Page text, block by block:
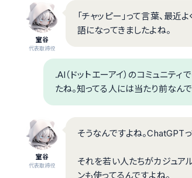
室谷
代表取締役
「チャッピー」って言葉、最
語になってきましたよね。
.AI（ドットエーアイ）のコミュニテ
たね。知ってる人には当たり前なんで
室谷
代表取締役
そうなんですよね。ChatGPT
それを若い人たちがカジュア
ンも使ってるんですよね。